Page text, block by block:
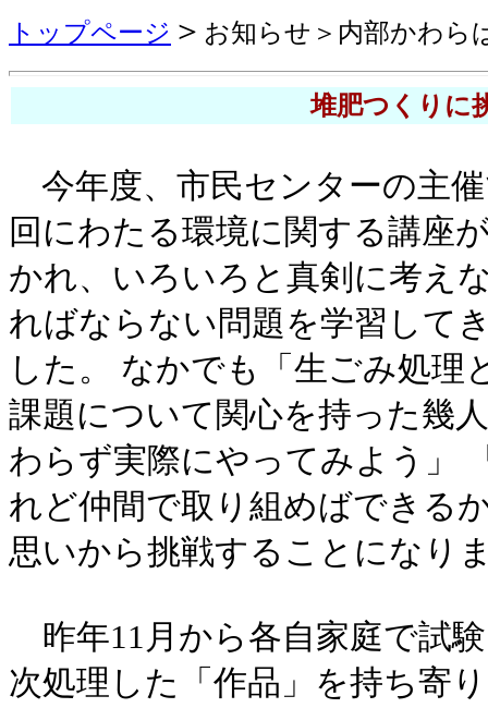
トップページ ＞ お知らせ＞ 内部かわら
堆肥つくりに
今年度、市民センターの主
回にわたる環境に関する講座
かれ、いろいろと真剣に考え
ればならない問題を学習して
した。 なかでも「生ごみ処理
課題について関心を持った幾
わらず実際にやってみよう」
れど仲間で取り組めばできる
思いから挑戦することになり
昨年11月から各自家庭で試
次処理した「作品」を持ち寄